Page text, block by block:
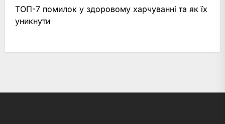
ТОП-7 помилок у здоровому харчуванні та як їх
уникнути